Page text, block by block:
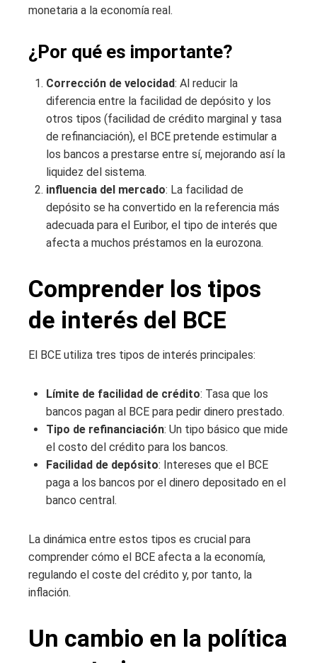
monetaria a la economía real.
¿Por qué es importante?
Corrección de velocidad: Al reducir la
diferencia entre la facilidad de depósito y los
otros tipos (facilidad de crédito marginal y tasa
de refinanciación), el BCE pretende estimular a
los bancos a prestarse entre sí, mejorando así la
liquidez del sistema.
influencia del mercado: La facilidad de
depósito se ha convertido en la referencia más
adecuada para el Euribor, el tipo de interés que
afecta a muchos préstamos en la eurozona.
Comprender los tipos
de interés del BCE
El BCE utiliza tres tipos de interés principales:
Límite de facilidad de crédito: Tasa que los
bancos pagan al BCE para pedir dinero prestado.
Tipo de refinanciación: Un tipo básico que mide
el costo del crédito para los bancos.
Facilidad de depósito: Intereses que el BCE
paga a los bancos por el dinero depositado en el
banco central.
La dinámica entre estos tipos es crucial para
comprender cómo el BCE afecta a la economía,
regulando el coste del crédito y, por tanto, la
inflación.
Un cambio en la política